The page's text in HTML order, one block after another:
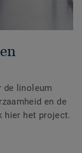
de linoleum
en de
hier het project.